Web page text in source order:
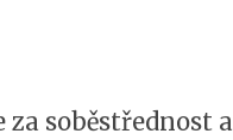
za soběstřednost a